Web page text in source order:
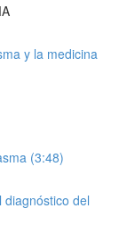
y la medicina
(3:48)
del